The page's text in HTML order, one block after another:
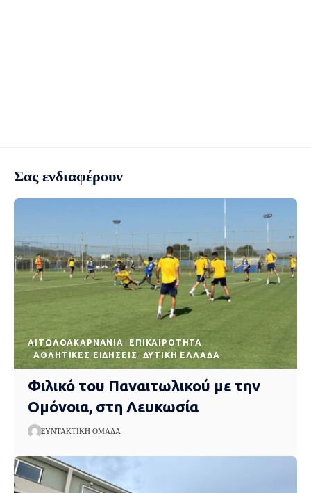
Σας ενδιαφέρουν
AΙΤΩΛΟΑΚΑΡΝΑΝΊΑ
EΠΙΚΑΙΡΌΤΗΤΑ
ΑΘΛΗΤΙΚΈΣ ΕΙΔΉΣΕΙΣ
ΔΥΤΙΚΉ ΕΛΛΆΔΑ
Φιλικό του Παναιτωλικού με την
Ομόνοια, στη Λευκωσία
ΣΥΝΤΑΚΤΙΚΉ ΟΜΆΔΑ